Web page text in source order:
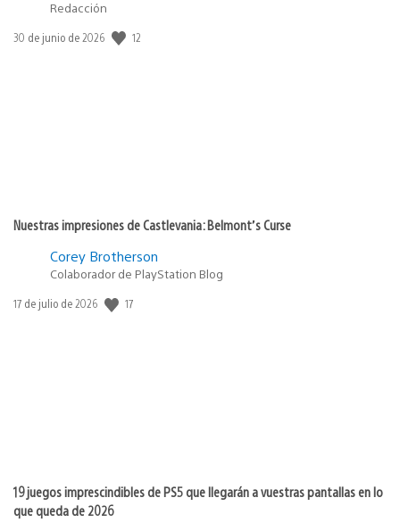
Redacción
Fecha
30 de junio de 2026 12
Nuestras impresiones de Castlevania: Belmont’s Curse
Corey Brotherson
Colaborador de PlayStation Blog
Fecha
17 de julio de 2026 17
19 juegos imprescindibles de PS5 que llegarán a vuestras pantallas en lo
que queda de 2026